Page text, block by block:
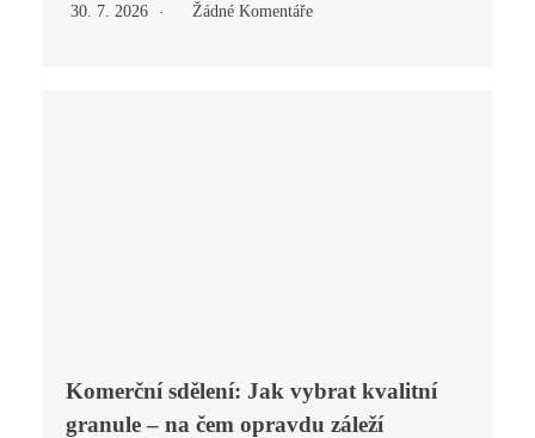
30. 7. 2026 Žádné Komentáře
Komerční sdělení: Jak vybrat kvalitní
granule – na čem opravdu záleží